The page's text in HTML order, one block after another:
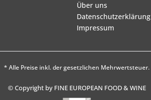
Über uns
Datenschutzerklärung
Impressum
* Alle Preise inkl. der gesetzlichen Mehrwertsteuer.
© Copyright by FINE EUROPEAN FOOD & WINE